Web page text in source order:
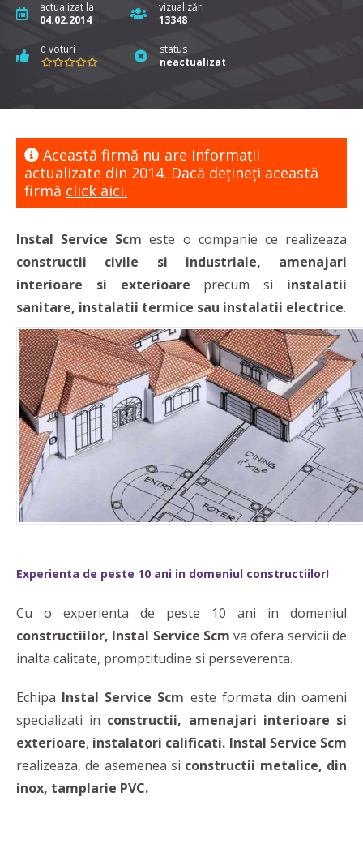
actualizat la
04.02.2014
vizualizări
13348
0 voturi
status
neactualizat
Această firmă nu are informaţii
actualizate din 2014. Dacă dețineți această
firmă click aici.
Instal Service Scmeste o companie ce realizeaza
constructii civile si industriale, amenajari
interioare si exterioare precum si instalatii
sanitare, instalatii termice sau instalatii electrice.
Experienta de peste 10 ani in domeniul constructiilor!
Cu o experienta de peste 10 ani in domeniul
constructiilor, Instal Service Scm va ofera servicii de
inalta calitate, promptitudine si perseverenta.
Echipa Instal Service Scm este formata din oameni
specializati in constructii, amenajari interioare si
exterioare, instalatori calificati. Instal Service Scm
realizeaza, de asemenea si constructii metalice, din
inox, tamplarie PVC.